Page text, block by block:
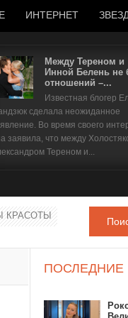
ИНТЕРНЕТ
Между Тереном и
Инной Белень не
отношений –...
Известная блогер
сделала неожиданное
Во время своего
заявила, что между
Тереном и...
КРАСОТЫ
ПОСЛЕДНИЕ
имя пользователя?